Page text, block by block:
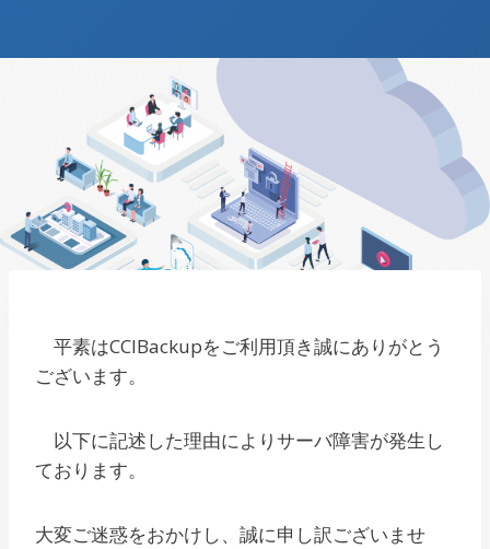
平素はCCIBackupをご利用頂き誠にありがとう
ございます。
以下に記述した理由によりサーバ障害が発生し
ております。
大変ご迷惑をおかけし、誠に申し訳ございませ